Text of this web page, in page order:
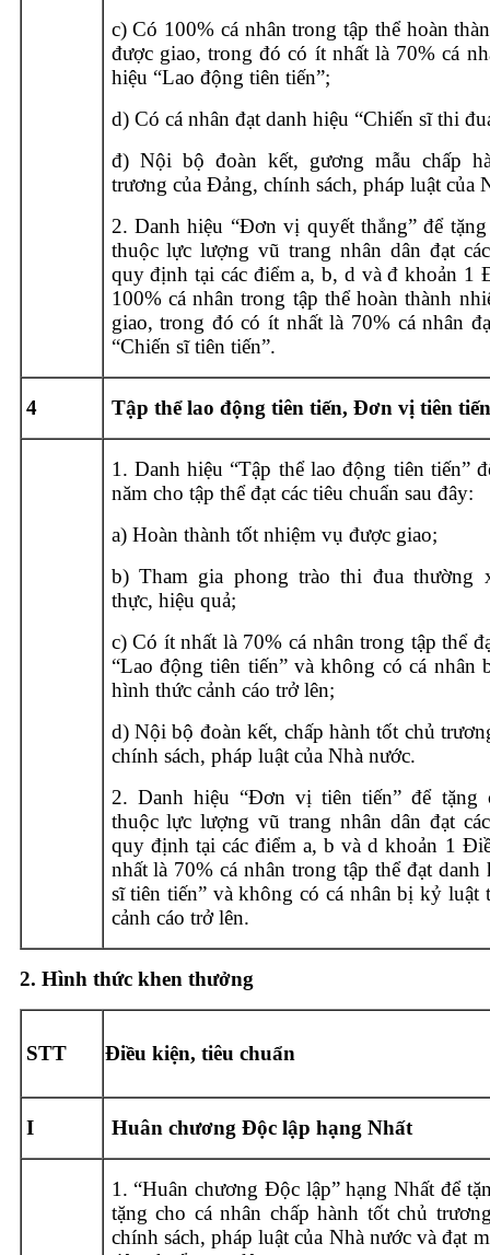
c) Có 100% cá nhân trong tập thể hoàn
được giao, trong đó có ít nhất là 70% cá
hiệu “Lao động tiên tiến”;
d) Có cá nhân đạt danh hiệu “Chiến sĩ thi
đ) Nội bộ đoàn kết, gương mẫu chấp
trương của Đảng, chính sách, pháp luật của
2. Danh hiệu “Đơn vị quyết thắng” để
thuộc lực lượng vũ trang nhân dân đạt
quy định tại các điểm a, b, d và đ khoản 1
100% cá nhân trong tập thể hoàn thành
giao, trong đó có ít nhất là 70% cá nhân
“Chiến sĩ tiên tiến”.
4 Tập thể lao động tiên tiến, Đơn vị tiên tiến
1. Danh hiệu “Tập thể lao động tiên tiến”
năm cho tập thể đạt các tiêu chuẩn sau đây:
a) Hoàn thành tốt nhiệm vụ được giao;
b) Tham gia phong trào thi đua thường
thực, hiệu quả;
c) Có ít nhất là 70% cá nhân trong tập thể
“Lao động tiên tiến” và không có cá nhân
hình thức cảnh cáo trở lên;
d) Nội bộ đoàn kết, chấp hành tốt chủ
chính sách, pháp luật của Nhà nước.
2. Danh hiệu “Đơn vị tiên tiến” để tặng
thuộc lực lượng vũ trang nhân dân đạt
quy định tại các điểm a, b và d khoản 1
nhất là 70% cá nhân trong tập thể đạt danh
sĩ tiên tiến” và không có cá nhân bị kỷ luật
cảnh cáo trở lên.
2. Hình thức khen thưởng
STT Điều kiện, tiêu chuẩn
I Huân chương Độc lập hạng Nhất
1. “Huân chương Độc lập” hạng Nhất để
tặng cho cá nhân chấp hành tốt chủ
chính sách, pháp luật của Nhà nước và đạt